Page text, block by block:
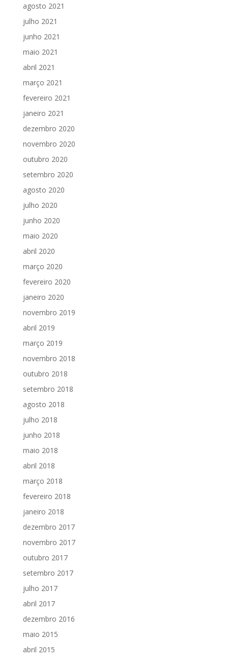
agosto 2021
julho 2021
junho 2021
maio 2021
abril 2021
março 2021
fevereiro 2021
janeiro 2021
dezembro 2020
novembro 2020
outubro 2020
setembro 2020
agosto 2020
julho 2020
junho 2020
maio 2020
abril 2020
março 2020
fevereiro 2020
janeiro 2020
novembro 2019
abril 2019
março 2019
novembro 2018
outubro 2018
setembro 2018
agosto 2018
julho 2018
junho 2018
maio 2018
abril 2018
março 2018
fevereiro 2018
janeiro 2018
dezembro 2017
novembro 2017
outubro 2017
setembro 2017
julho 2017
abril 2017
dezembro 2016
maio 2015
abril 2015